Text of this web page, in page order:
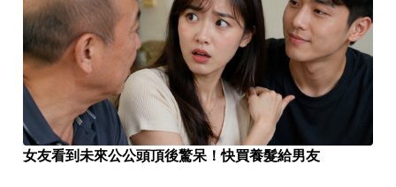
女友看到未來公公頭頂後驚呆！快買養髮給男友